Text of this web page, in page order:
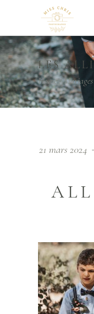
LES
Home/Mariages
21 mars 2024